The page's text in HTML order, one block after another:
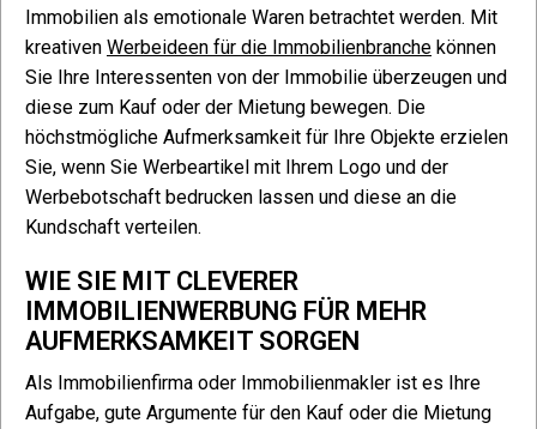
Immobilien als emotionale Waren betrachtet werden. Mit
kreativen Werbeideen für die Immobilienbranche können
Sie Ihre Interessenten von der Immobilie überzeugen und
diese zum Kauf oder der Mietung bewegen. Die
höchstmögliche Aufmerksamkeit für Ihre Objekte erzielen
Sie, wenn Sie Werbeartikel mit Ihrem Logo und der
Werbebotschaft bedrucken lassen und diese an die
Kundschaft verteilen.
WIE SIE MIT CLEVERER
IMMOBILIENWERBUNG FÜR MEHR
AUFMERKSAMKEIT SORGEN
Als Immobilienfirma oder Immobilienmakler ist es Ihre
Aufgabe, gute Argumente für den Kauf oder die Mietung